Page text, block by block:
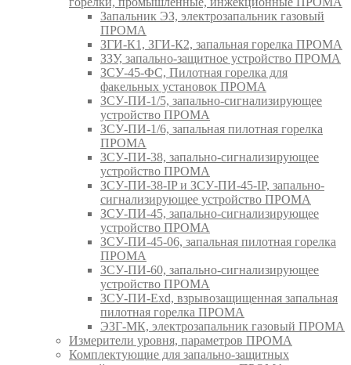
Запальник ЭЗ, электрозапальник газовый
ПРОМА
ЗГИ-К1, ЗГИ-К2, запальная горелка ПРОМА
ЗЗУ, запально-защитное устройство ПРОМА
ЗСУ-45-ФС, Пилотная горелка для
факельных установок ПРОМА
ЗСУ-ПИ-1/5, запально-сигнализирующее
устройство ПРОМА
ЗСУ-ПИ-1/6, запальная пилотная горелка
ПРОМА
ЗСУ-ПИ-38, запально-сигнализирующее
устройство ПРОМА
ЗСУ-ПИ-38-IP и ЗСУ-ПИ-45-IP, запально-
сигнализирующее устройство ПРОМА
ЗСУ-ПИ-45, запально-сигнализирующее
устройство ПРОМА
ЗСУ-ПИ-45-06, запальная пилотная горелка
ПРОМА
ЗСУ-ПИ-60, запально-сигнализирующее
устройство ПРОМА
ЗСУ-ПИ-Exd, взрывозащищенная запальная
пилотная горелка ПРОМА
ЭЗГ-МК, электрозапальник газовый ПРОМА
Измерители уровня, параметров ПРОМА
Комплектующие для запально-защитных